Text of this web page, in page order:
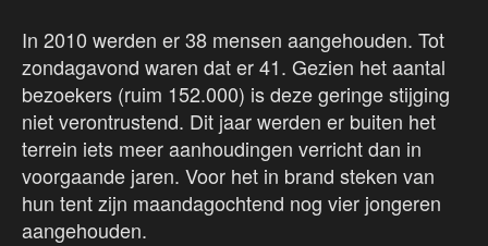
In 2010 werden er 38 mensen aangehouden. Tot
zondagavond waren dat er 41. Gezien het aantal
bezoekers (ruim 152.000) is deze geringe stijging
niet verontrustend. Dit jaar werden er buiten het
terrein iets meer aanhoudingen verricht dan in
voorgaande jaren. Voor het in brand steken van
hun tent zijn maandagochtend nog vier jongeren
aangehouden.